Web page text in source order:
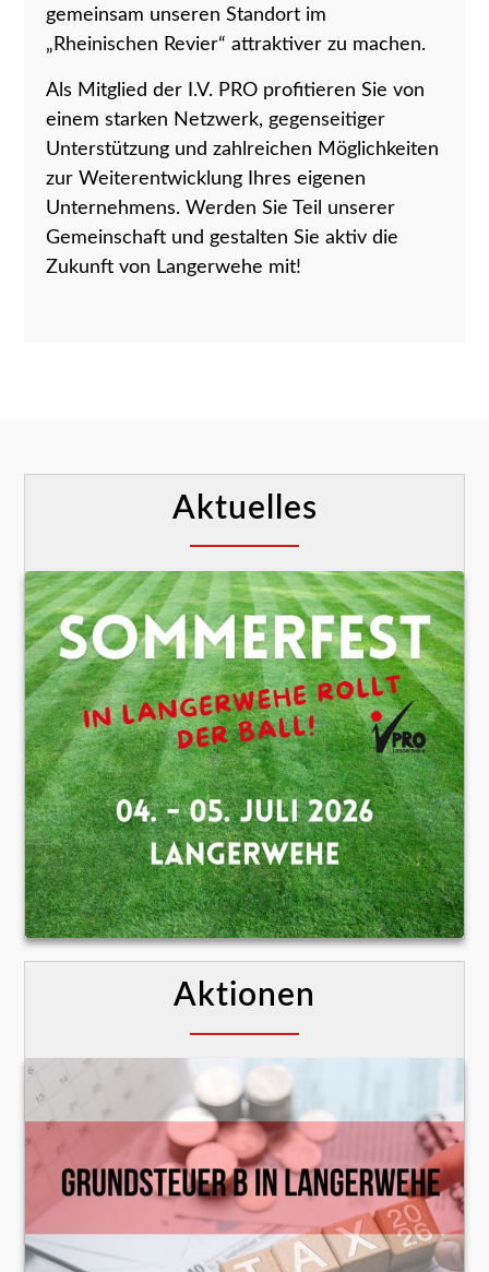
gemeinsam unseren Standort im
„Rheinischen Revier“ attraktiver zu machen.
Als Mitglied der I.V. PRO profitieren Sie von
einem starken Netzwerk, gegenseitiger
Unterstützung und zahlreichen Möglichkeiten
zur Weiterentwicklung Ihres eigenen
Unternehmens. Werden Sie Teil unserer
Gemeinschaft und gestalten Sie aktiv die
Zukunft von Langerwehe mit!
Aktuelles
Aktionen